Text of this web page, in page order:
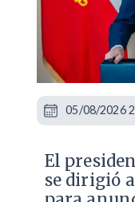
El
se dirigió
05/08/2026